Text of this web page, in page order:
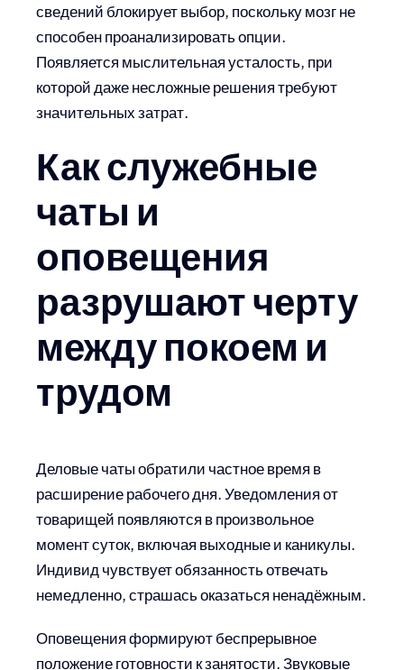
сведений блокирует выбор, поскольку мозг не
способен проанализировать опции.
Появляется мыслительная усталость, при
которой даже несложные решения требуют
значительных затрат.
Как служебные
чаты и
оповещения
разрушают черту
между покоем и
трудом
Деловые чаты обратили частное время в
расширение рабочего дня. Уведомления от
товарищей появляются в произвольное
момент суток, включая выходные и каникулы.
Индивид чувствует обязанность отвечать
немедленно, страшась оказаться ненадёжным.
Оповещения формируют беспрерывное
положение готовности к занятости. Звуковые